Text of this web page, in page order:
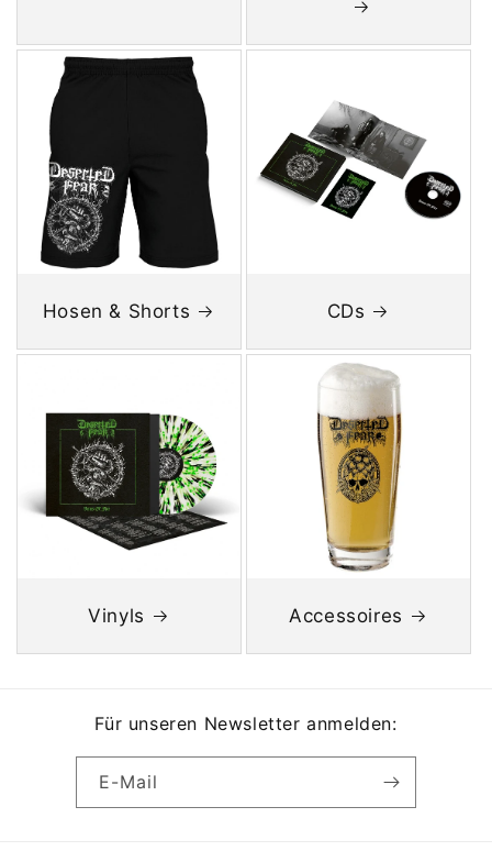
Hosen & Shorts CDs
Vinyls Accessoires
Für unseren Newsletter anmelden:
E-Mail